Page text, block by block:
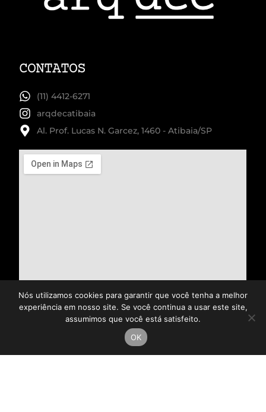
CONTATOS
(11) 4412-6271
arqdecatibaia
Al. Prof. Lucas N. Garcez, 1460 - Atibaia/SP
Nós utilizamos cookies para garantir que você tenha a melhor
experiência em nosso site. Se você continua a usar este site,
assumimos que você está satisfeito.
OK